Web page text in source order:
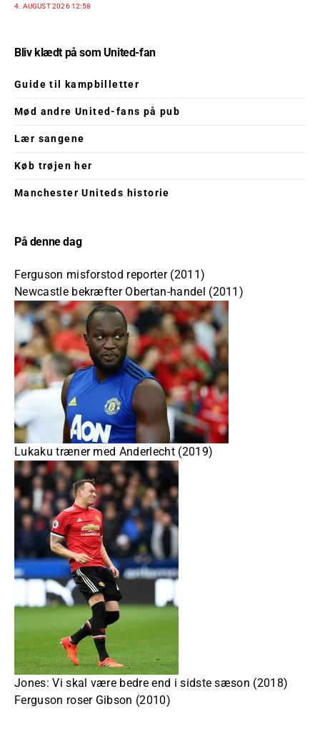
4. AUGUST 2026 12:58
Bliv klædt på som United-fan
Guide til kampbilletter
Mød andre United-fans på pub
Lær sangene
Køb trøjen her
Manchester Uniteds historie
På denne dag
Ferguson misforstod reporter (2011)
Newcastle bekræfter Obertan-handel (2011)
Lukaku træner med Anderlecht (2019)
Jones: Vi skal være bedre end i sidste sæson (2018)
Ferguson roser Gibson (2010)